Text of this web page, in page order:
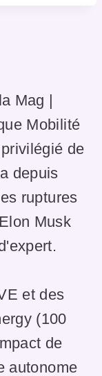
Mag |
Mobilité
de
depuis
ruptures
Musk
et des
(100
de
autonome